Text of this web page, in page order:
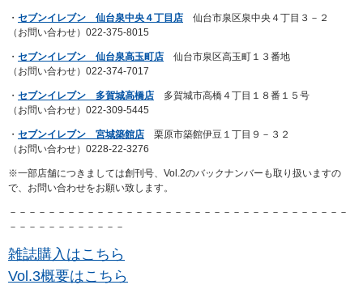
・ セブンイレブン 仙台泉中央４丁目店 仙台市泉区泉中央４丁目３－２
（お問い合わせ）022-375-8015
・ セブンイレブン 仙台泉高玉町店 仙台市泉区高玉町１３番地
（お問い合わせ）022-374-7017
・ セブンイレブン 多賀城高橋店 多賀城市高橋４丁目１８番１５号
（お問い合わせ）022-309-5445
・ セブンイレブン 宮城築館店 栗原市築館伊豆１丁目９－３２
（お問い合わせ）0228-22-3276
※一部店舗につきましては創刊号、Vol.2のバックナンバーも取り扱いますの
で、お問い合わせをお願い致します。
－－－－－－－－－－－－－－－－－－－－－－－－－－－－－－－－－－－
－－－－－－－－－－－－
雑誌購入はこちら
Vol.3概要はこちら